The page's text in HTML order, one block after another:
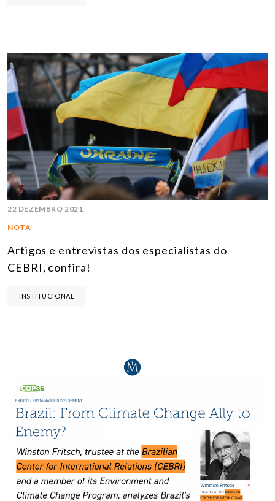
22 DEZEMBRO 2021
NOTA
Artigos e entrevistas dos especialistas do
CEBRI, confira!
INSTITUCIONAL